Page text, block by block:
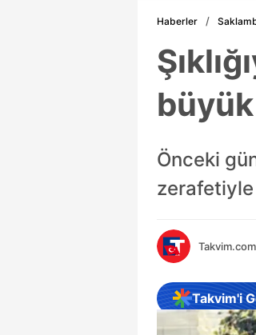
Haberler
Önceki
zerafetiyle
Takvim'i